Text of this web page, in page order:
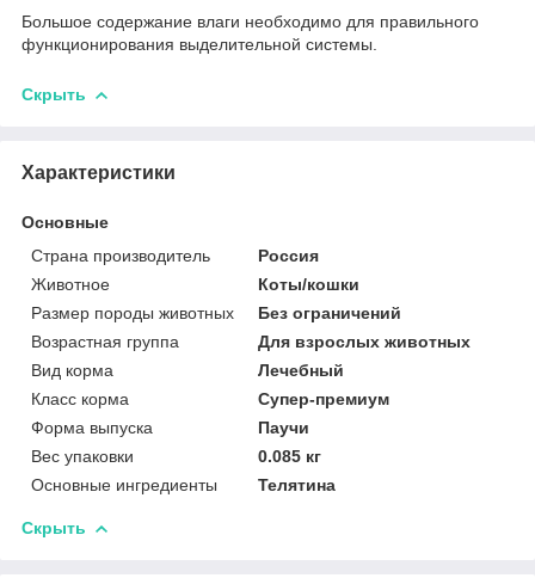
Большое содержание влаги необходимо для правильного
функционирования выделительной системы.
Скрыть
Характеристики
Основные
Страна производитель
Россия
Животное
Коты/кошки
Размер породы животных
Без ограничений
Возрастная группа
Для взрослых животных
Вид корма
Лечебный
Класс корма
Супер-премиум
Форма выпуска
Паучи
Вес упаковки
0.085 кг
Основные ингредиенты
Телятина
Скрыть